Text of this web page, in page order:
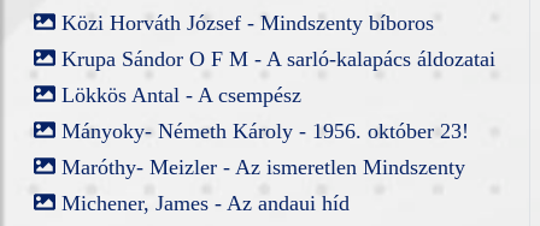
Közi Horváth József - Mindszenty bíboros
Krupa Sándor O F M - A sarló-kalapács áldozatai
Lökkös Antal - A csempész
Mányoky- Németh Károly - 1956. október 23!
Maróthy- Meizler - Az ismeretlen Mindszenty
Michener, James - Az andaui híd